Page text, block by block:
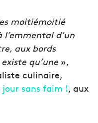
moitiémoitié
d’un
aux bords
qu’une»,
culinaire,
jour sans faim !, aux